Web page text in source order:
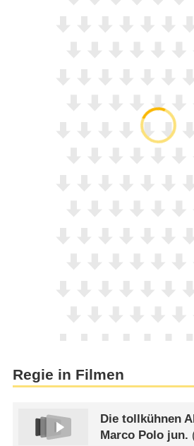
Regie in Filmen
Die tollkühnen
Marco Polo jun.